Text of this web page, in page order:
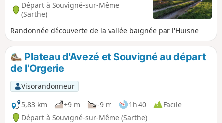
Départ à Souvigné-sur-Même
(Sarthe)
Randonnée découverte de la vallée baignée par l'Huisne
Plateau d'Avezé et Souvigné au départ
de l'Orgerie
Visorandonneur
5,83 km
+9 m -9 m 1h 40
Facile
Départ à Souvigné-sur-Même (Sarthe)